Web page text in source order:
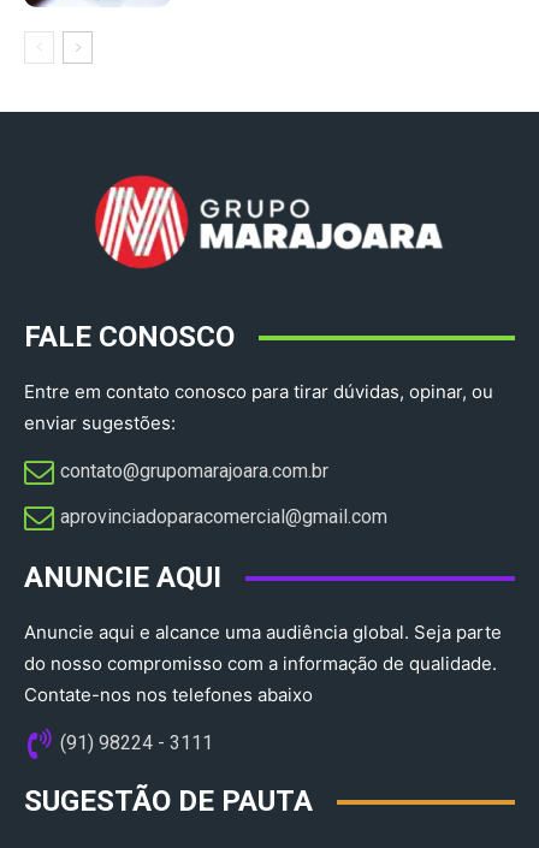
FALE CONOSCO
Entre em contato conosco para tirar dúvidas, opinar, ou
enviar sugestões:
contato@grupomarajoara.com.br
aprovinciadoparacomercial@gmail.com​
ANUNCIE AQUI
Anuncie aqui e alcance uma audiência global. Seja parte
do nosso compromisso com a informação de qualidade.
Contate-nos nos telefones abaixo
(91) 98224 - 3111
SUGESTÃO DE PAUTA